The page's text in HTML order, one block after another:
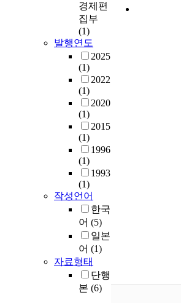
경제편
집부
(1)
발행연도
2025
(1)
2022
(1)
2020
(1)
2015
(1)
1996
(1)
1993
(1)
작성언어
한국
어 (5)
일본
어 (1)
자료형태
단행
본 (6)